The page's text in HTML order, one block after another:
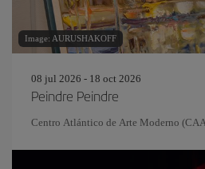
Image: AURUSHAKOFF
08 jul 2026 - 18 oct 2026
Peindre Peindre
Centro Atlántico de Arte Moderno